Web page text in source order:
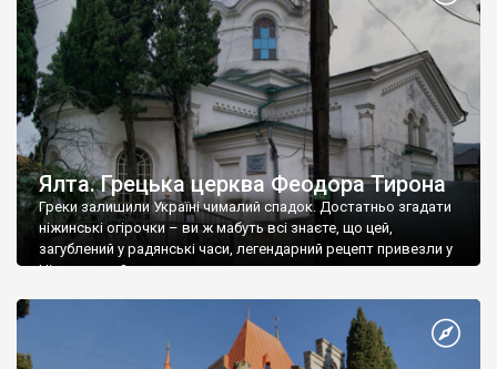
Ялта. Грецька церква Феодора Тирона
Греки залишили Україні чималий спадок. Достатньо згадати
ніжинські огірочки – ви ж мабуть всі знаєте, що цей,
загублений у радянські часи, легендарний рецепт привезли у
Ніжин греки?